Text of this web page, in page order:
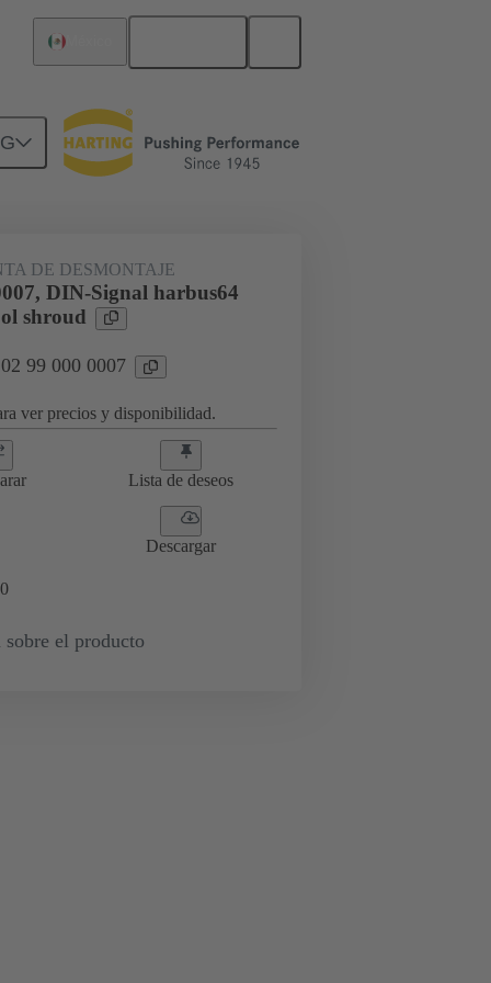
DE DESMONTAJE
DIN-Signal harbus64
shroud
99 000 0007
ver precios y disponibilidad.
Lista de deseos
Descargar
0
sobre el producto